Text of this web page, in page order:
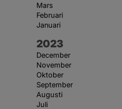
Mars
Februari
Januari
År:
2023
December
November
Oktober
September
Augusti
Juli